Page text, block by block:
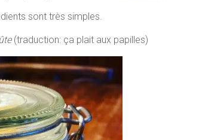
sont très simples.
(traduction: ça plait aux papilles)